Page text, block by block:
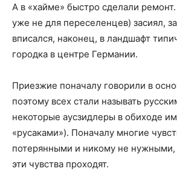
А в «хайме» быстро сделали
уже не для переселенцев) засиял,
вписался, наконец, в ландшафт
городка в центре Германии.
Приезжие поначалу говорили в
поэтому всех стали называть
некоторые аусзидлеры в обиходе
«русаками»). Поначалу многие
потерянными и никому не
эти чувства проходят.